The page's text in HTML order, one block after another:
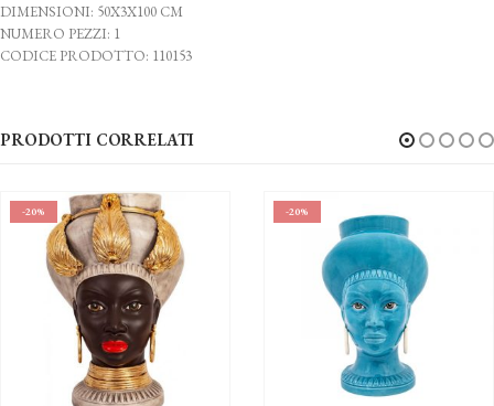
DIMENSIONI: 50X3X100 CM
NUMERO PEZZI: 1
CODICE PRODOTTO: 110153
PRODOTTI CORRELATI
-20% -20%